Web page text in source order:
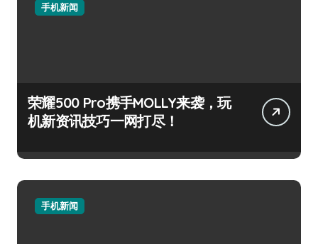
手机新闻
荣耀500 Pro携手MOLLY来袭，玩
机新资讯技巧一网打尽！
手机新闻